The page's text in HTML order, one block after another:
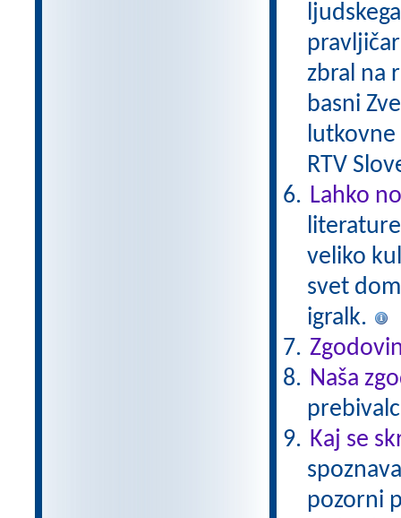
zbral na
basni
lutkovne
RTV
Lahko
veliko
svet
igralk.
Naša
Kaj se
pozorni